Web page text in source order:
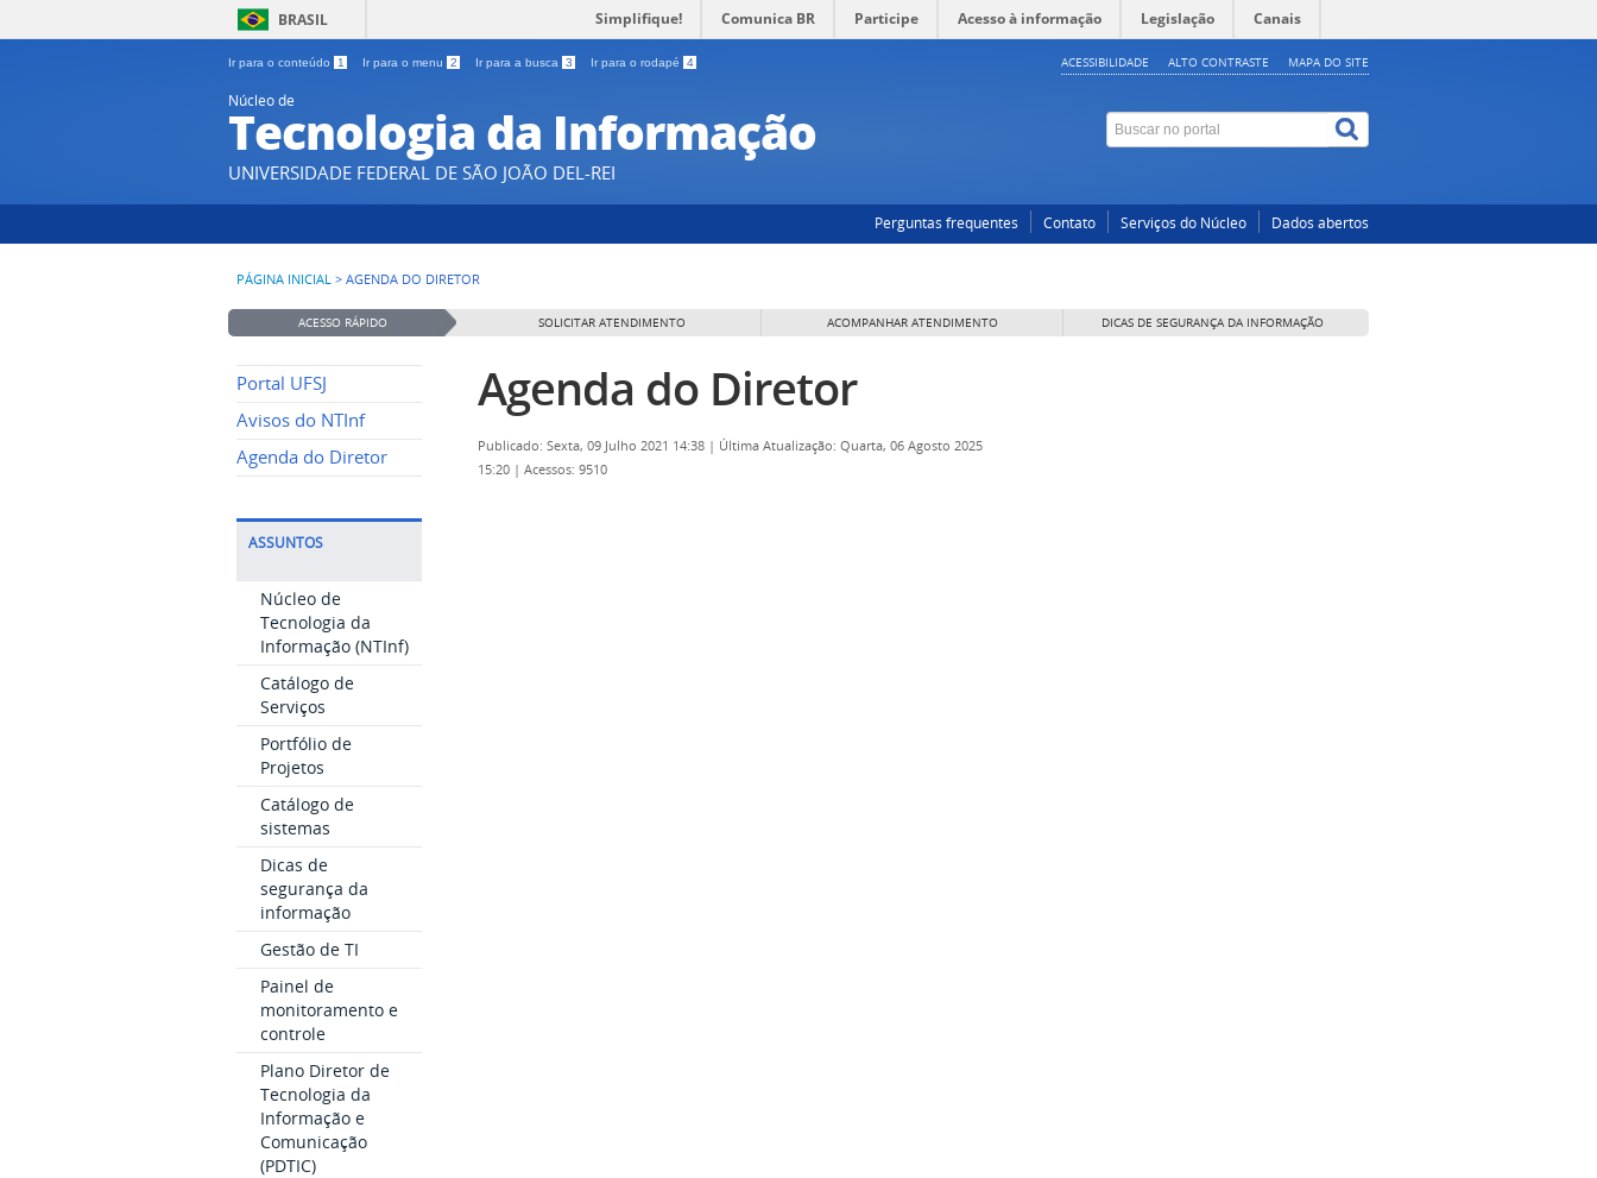
BRASIL Simplifique! Comunica BR Participe Acesso à informação Legislação Canais
Ir para o conteúdo 1 Ir para o menu 2 Ir para a busca 3 Ir para o rodapé 4 ACESSIBILIDADE ALTO CONTRASTE MAPA DO SITE
Núcleo de
Tecnologia da Informação
UNIVERSIDADE FEDERAL DE SÃO JOÃO DEL-REI
Perguntas frequentes Contato Serviços do Núcleo Dados abertos
PÁGINA INICIAL > AGENDA DO DIRETOR
ACESSO RÁPIDO SOLICITAR ATENDIMENTO ACOMPANHAR ATENDIMENTO DICAS DE SEGURANÇA DA INFORMAÇÃO
Portal UFSJ
Avisos do NTInf
Agenda do Diretor
ASSUNTOS
Núcleo de
Tecnologia da
Informação (NTInf)
Catálogo de
Serviços
Portfólio de
Projetos
Catálogo de
sistemas
Dicas de
segurança da
informação
Gestão de TI
Painel de
monitoramento e
controle
Plano Diretor de
Tecnologia da
Informação e
Comunicação
(PDTIC)
Agenda do Diretor
Publicado: Sexta, 09 Julho 2021 14:38 | Última Atualização: Quarta, 06 Agosto 2025
15:20 | Acessos: 9510